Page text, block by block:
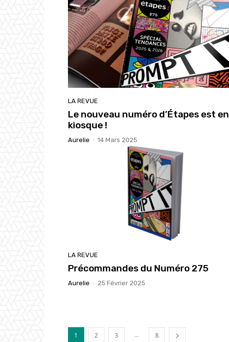
LA REVUE
Le nouveau numéro d’Étapes est en
kiosque !
Aurelie - 14 Mars 2025
LA REVUE
Précommandes du Numéro 275
Aurelie - 25 Février 2025
1 2 3 ... 8